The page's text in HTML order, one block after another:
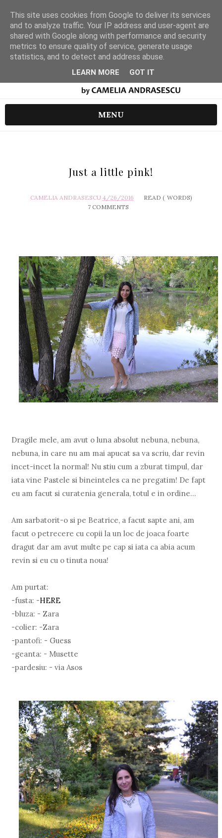
MENU
Just a little pink!
CAMELIA ANDRASESCU 4/26/2016 READ ( WORDS)
7 COMMENTS
Dragile mele, am avut o luna absolut nebuna, nebuna,
nebuna, in care nu am mai apucat sa va scriu, dar revin
incet-incet la normal! Nu stiu cum a zburat timpul, dar
iata vine Pastele si bineinteles ca ne pregatim! De fapt
eu am facut si curatenia generala, totul e in ordine...
Am sarbatorit-o si pe Beatrice, a facut sapte ani, am
facut o petrecere cu copii la un loc de joaca foarte
dragut dar am avut multe pe cap si iata ca abia acum
revin si eu cu o tinuta noua!
Am purtat:
-fusta: -HERE
-bluza: - Zara
-colier: -Zara
-pantofi: - Guess
-geanta: - Musette
-pardesiu: - via Asos
This site uses cookies from Google to deliver its services
and to analyze traffic. Your IP address and user-agent are
shared with Google along with performance and security
metrics to ensure quality of service, generate usage
statistics, and to detect and address abuse.
LEARN MORE GOT IT